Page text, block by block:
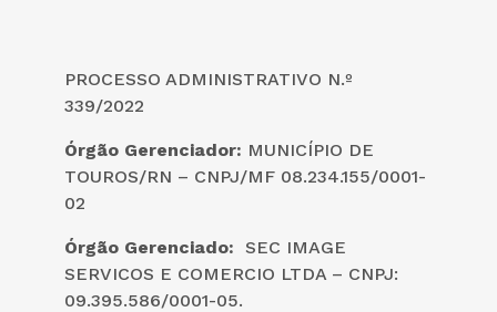
PROCESSO ADMINISTRATIVO N.º
339/2022
Órgão Gerenciador: MUNICÍPIO DE
TOUROS/RN – CNPJ/MF 08.234.155/0001-
02
Órgão Gerenciado:
SEC IMAGE
SERVICOS E COMERCIO LTDA – CNPJ:
09.395.586/0001-05.